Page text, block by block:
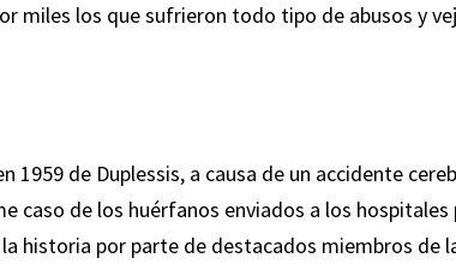
miles los que sufrieron todo tipo de abusos y
1959 de Duplessis, a causa de un accidente
caso de los huérfanos enviados a los
historia por parte de destacados miembros de